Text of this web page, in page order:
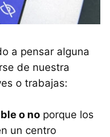
a pensar alguna
de nuestra
o trabajas:
o no porque los
un centro